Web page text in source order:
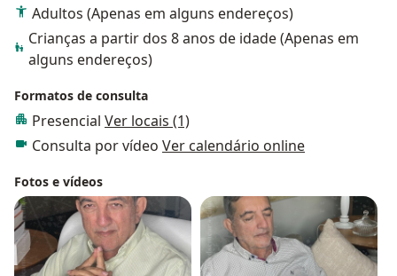
Adultos (Apenas em alguns endereços)
Crianças a partir dos 8 anos de idade (Apenas em
alguns endereços)
Formatos de consulta
Presencial Ver locais (1)
Consulta por vídeo Ver calendário online
Fotos e vídeos